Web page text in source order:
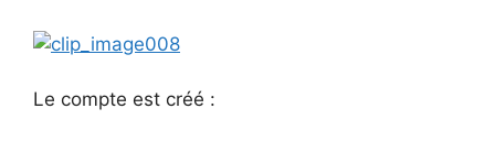
Le compte est créé :